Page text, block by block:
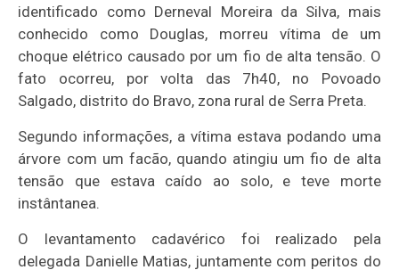
identificado como Derneval Moreira da Silva, mais
conhecido como Douglas, morreu vítima de um
choque elétrico causado por um fio de alta tensão. O
fato ocorreu, por volta das 7h40, no Povoado
Salgado, distrito do Bravo, zona rural de Serra Preta.
Segundo informações, a vítima estava podando uma
árvore com um facão, quando atingiu um fio de alta
tensão que estava caído ao solo, e teve morte
instântanea.
O levantamento cadavérico foi realizado pela
delegada Danielle Matias, juntamente com peritos do